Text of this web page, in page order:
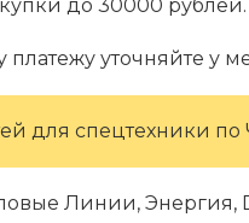
до 30000 рублей.
платежу уточняйте у
для спецтехники
Линии, Энергия,